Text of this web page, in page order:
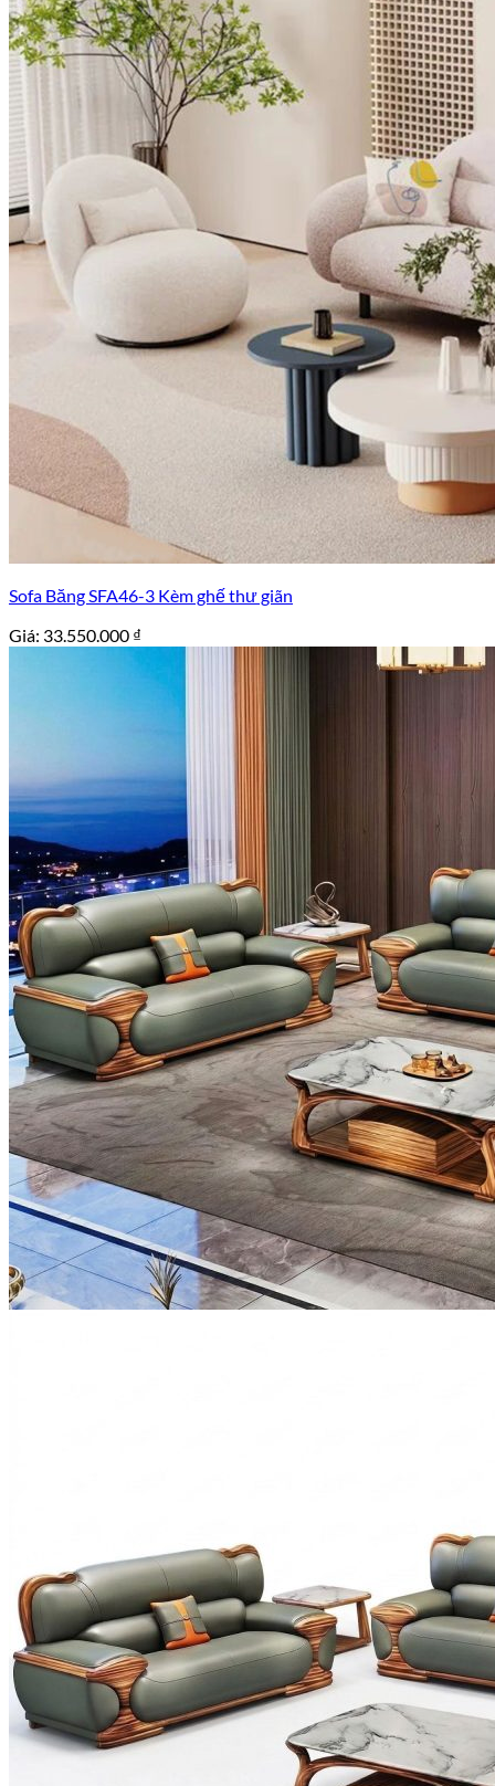
Sofa Băng SFA46-3 Kèm ghế thư giãn
Giá: 33.550.000 ₫